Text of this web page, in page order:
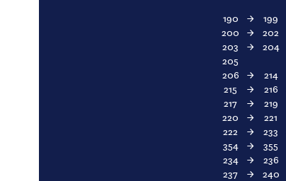
190 → 199
200 → 202
203
→ 204
205
206 → 214
215
→ 216
217
→ 219
220
→ 221
222
→ 233
354
→ 355
234
→ 236
237
→ 240